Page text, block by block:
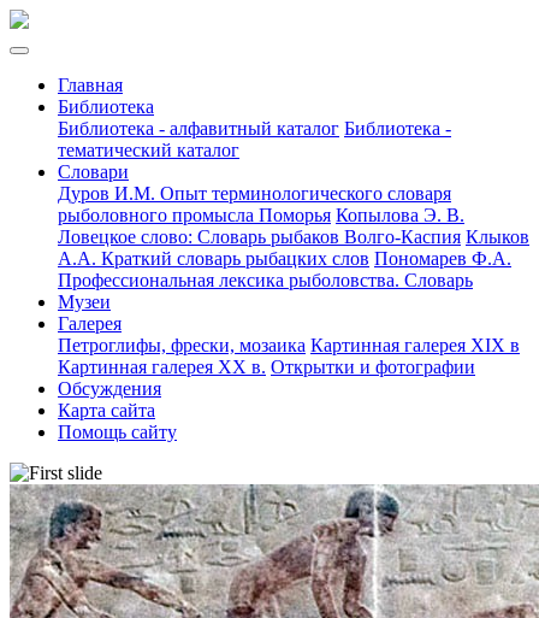
Главная
Библиотека
Библиотека - алфавитный каталог Библиотека -
тематический каталог
Словари
Дуров И.М. Опыт терминологического словаря
рыболовного промысла Поморья Копылова Э. В.
Ловецкое слово: Словарь рыбаков Волго-Каспия Клыков
А.А. Краткий словарь рыбацких слов Пономарев Ф.А.
Профессиональная лексика рыболовства. Словарь
Музеи
Галерея
Петроглифы, фрески, мозаика Картинная галерея XIX в
Картинная галерея XX в. Открытки и фотографии
Обсуждения
Карта сайта
Помощь сайту